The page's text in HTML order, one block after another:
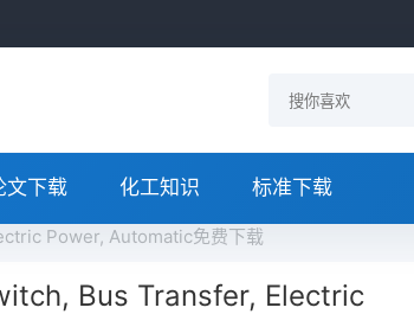
文下载 化工知识 标准下载
Power, Automatic免费下载
Bus Transfer, Electric